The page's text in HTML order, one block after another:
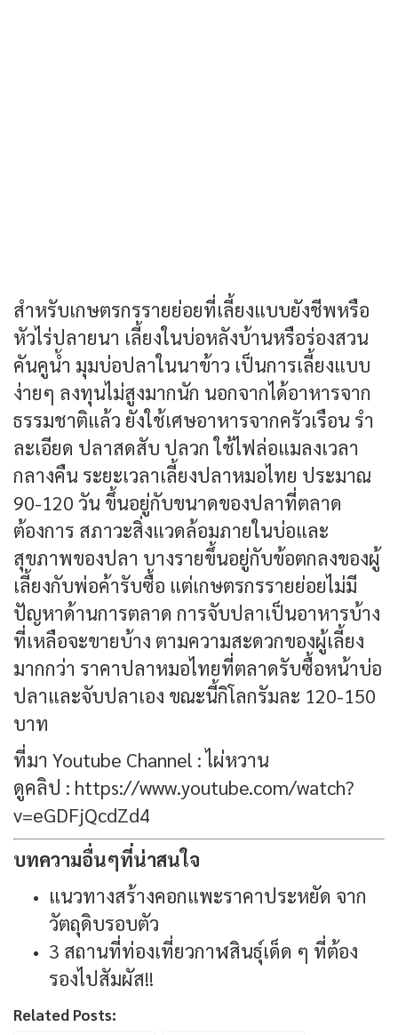
สำหรับเกษตรกรรายย่อยที่เลี้ยงแบบยังชีพหรือ
หัวไร่ปลายนา เลี้ยงในบ่อหลังบ้านหรือร่องสวน
คันคูน้ำ มุมบ่อปลาในนาข้าว เป็นการเลี้ยงแบบ
ง่ายๆ ลงทุนไม่สูงมากนัก นอกจากได้อาหารจาก
ธรรมชาติแล้ว ยังใช้เศษอาหารจากครัวเรือน รำ
ละเอียด ปลาสดสับ ปลวก ใช้ไฟล่อแมลงเวลา
กลางคืน ระยะเวลาเลี้ยงปลาหมอไทย ประมาณ
90-120 วัน ขึ้นอยู่กับขนาดของปลาที่ตลาด
ต้องการ สภาวะสิ่งแวดล้อมภายในบ่อและ
สุขภาพของปลา บางรายขึ้นอยู่กับข้อตกลงของผู้
เลี้ยงกับพ่อค้ารับซื้อ แต่เกษตรกรรายย่อยไม่มี
ปัญหาด้านการตลาด การจับปลาเป็นอาหารบ้าง
ที่เหลือจะขายบ้าง ตามความสะดวกของผู้เลี้ยง
มากกว่า ราคาปลาหมอไทยที่ตลาดรับซื้อหน้าบ่อ
ปลาและจับปลาเอง ขณะนี้กิโลกรัมละ 120-150
บาท
ที่มา Youtube Channel : ไผ่หวาน
ดูคลิป : https://www.youtube.com/watch?
v=eGDFjQcdZd4
บทความอื่นๆที่น่าสนใจ
แนวทางสร้างคอกแพะราคาประหยัด จาก
วัตถุดิบรอบตัว
3 สถานที่ท่องเที่ยวกาฬสินธุ์เด็ด ๆ ที่ต้อง
รองไปสัมผัส!!
Related Posts: